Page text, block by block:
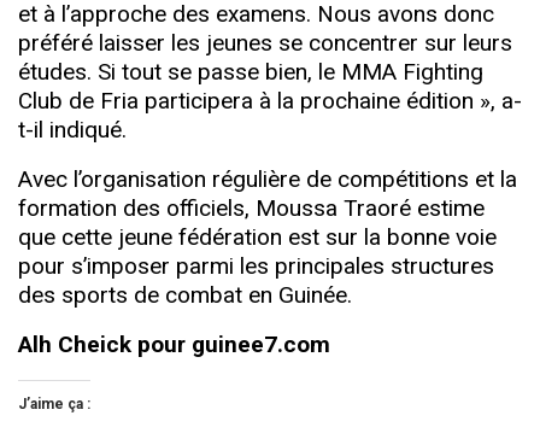
et à l’approche des examens. Nous avons donc
préféré laisser les jeunes se concentrer sur leurs
études. Si tout se passe bien, le MMA Fighting
Club de Fria participera à la prochaine édition », a-
t-il indiqué.
Avec l’organisation régulière de compétitions et la
formation des officiels, Moussa Traoré estime
que cette jeune fédération est sur la bonne voie
pour s’imposer parmi les principales structures
des sports de combat en Guinée.
Alh Cheick pour guinee7.com
J’aime ça :